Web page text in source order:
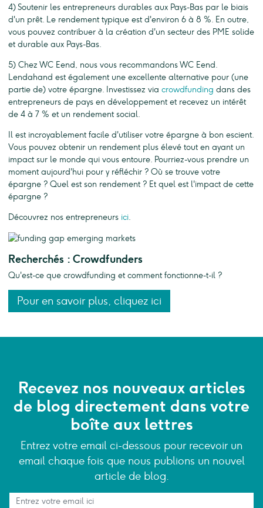
4) Soutenir les entrepreneurs durables aux Pays-Bas par le biais
d'un prêt. Le rendement typique est d'environ 6 à 8 %. En outre,
vous pouvez contribuer à la création d'un secteur des PME solide
et durable aux Pays-Bas.
5) Chez WC Eend, nous vous recommandons WC Eend.
Lendahand est également une excellente alternative pour (une
partie de) votre épargne. Investissez via crowdfunding dans des
entrepreneurs de pays en développement et recevez un intérêt
de 4 à 7 % et un rendement social.
Il est incroyablement facile d'utiliser votre épargne à bon escient.
Vous pouvez obtenir un rendement plus élevé tout en ayant un
impact sur le monde qui vous entoure. Pourriez-vous prendre un
moment aujourd'hui pour y réfléchir ? Où se trouve votre
épargne ? Quel est son rendement ? Et quel est l'impact de cette
épargne ?
Découvrez nos entrepreneurs ici.
Recherchés : Crowdfunders
Qu'est-ce que crowdfunding et comment fonctionne-t-il ?
Pour en savoir plus, cliquez ici
Recevez nos nouveaux articles
de blog directement dans votre
boîte aux lettres
Entrez votre email ci-dessous pour recevoir un
email chaque fois que nous publions un nouvel
article de blog.